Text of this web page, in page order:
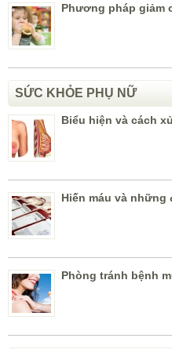
Phương pháp giảm
SỨC KHỎE PHỤ NỮ
Biểu hiện và cách
Hiến máu và
Phòng tránh bệnh